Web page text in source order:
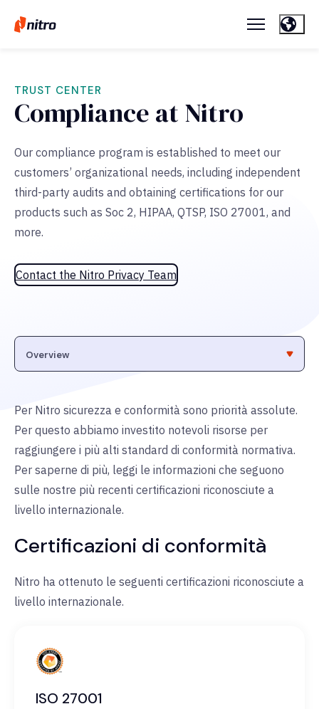
TRUST CENTER
Compliance at Nitro
Our compliance program is established to meet our
customers’ organizational needs, including independent
third-party audits and obtaining certifications for our
products such as Soc 2, HIPAA, QTSP, ISO 27001, and
more.
Contact the Nitro Privacy Team
Per Nitro sicurezza e conformità sono priorità assolute.
Per questo abbiamo investito notevoli risorse per
raggiungere i più alti standard di conformità normativa.
Per saperne di più, leggi le informazioni che seguono
sulle nostre più recenti certificazioni riconosciute a
livello internazionale.
Certificazioni di conformità
Nitro ha ottenuto le seguenti certificazioni riconosciute a
livello internazionale.
ISO 27001